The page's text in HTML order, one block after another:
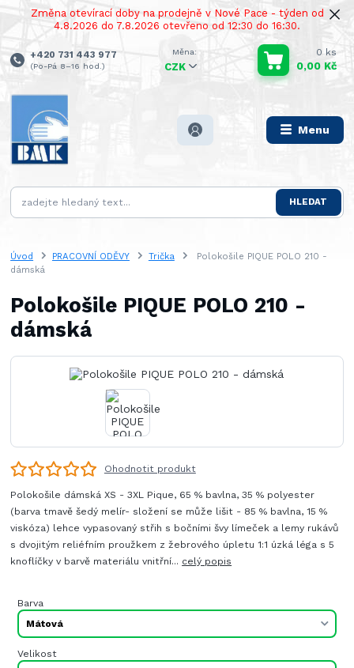
Změna otevírací doby na prodejně v Nové Pace - týden od
4.8.2026 do 7.8.2026 otevřeno od 12:30 do 16:30.
Menu
CZK
HLEDAT
+420 731 443 977
(Po-Pá 8–16 hod.)
0 ks
0,00 Kč
Úvod PRACOVNÍ ODĚVY Trička
Polokošile PIQUE POLO 210 -
dámská
Polokošile PIQUE POLO 210 -
dámská
Ohodnotit produkt
Polokošile dámská XS - 3XL Pique, 65 % bavlna, 35 % polyester
(barva tmavě šedý melír- složení se může lišit - 85 % bavlna, 15 %
viskóza) lehce vypasovaný střih s bočními švy límeček a lemy rukávů
s dvojitým reliéfním proužkem z žebrového úpletu 1:1 úzká léga s 5
knoflíčky v barvě materiálu vnitřní... celý popis
Barva
Velikost